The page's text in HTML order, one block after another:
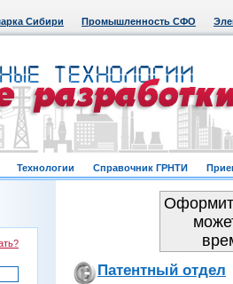
Сибири Промышленность СФО
Технологии Справочник ГРНТИ
Патентный отдел